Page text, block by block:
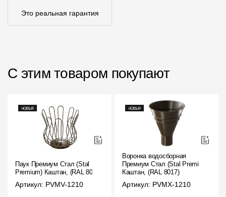
Это реальная гарантия
С этим товаром покупают
Паук Премиум Стал (Stal
Premium) Каштан, (RAL 8017)
Артикул: PVMV-1210
Воронка водосборная
Премиум Стал (Stal Premium)
Каштан, (RAL 8017)
Артикул: PVMX-1210